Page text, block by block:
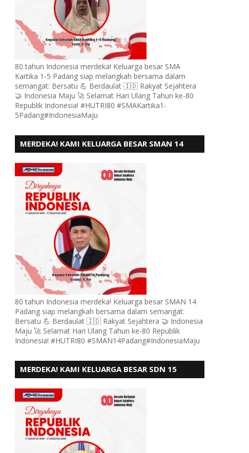
80 tahun Indonesia merdeka! Keluarga besar SMA
Kartika 1-5 Padang siap melangkah bersama dalam
semangat: Bersatu 💪 Berdaulat 🇮🇩 Rakyat Sejahtera
🤝 Indonesia Maju 🚀 Selamat Hari Ulang Tahun ke-80
Republik Indonesia! #HUTRI80 #SMAKartika1-
5Padang#IndonesiaMaju
MERDEKA! KAMI KELUARGA BESAR SMAN 14
80 tahun Indonesia merdeka! Keluarga besar SMAN 14
Padang siap melangkah bersama dalam semangat:
Bersatu 💪 Berdaulat 🇮🇩 Rakyat Sejahtera 🤝 Indonesia
Maju 🚀 Selamat Hari Ulang Tahun ke-80 Republik
Indonesia! #HUTRI80 #SMAN14Padang#IndonesiaMaju
MERDEKA! KAMI KELUARGA BESAR SDN 15
- 80